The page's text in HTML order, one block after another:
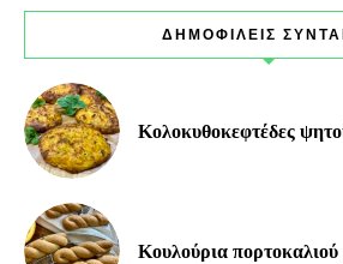
ΔΗΜΟΦΙΛΕΙΣ
Κολοκυθοκεφτέδες
Κουλούρια πορτοκαλιού